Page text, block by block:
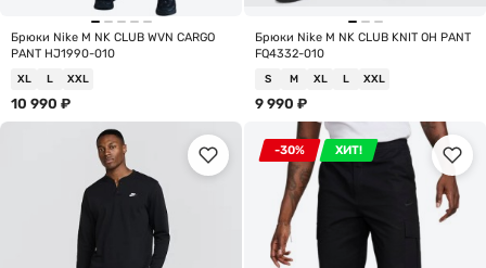
Брюки Nike M NK CLUB WVN CARGO
PANT HJ1990-010
XL L XXL
10 990 ₽
Брюки Nike M NK CLUB KNIT OH PANT
FQ4332-010
S M XL L XXL
9 990 ₽
-30% ХИТ!